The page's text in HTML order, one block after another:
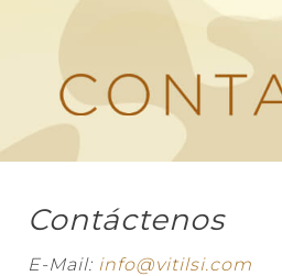
Contáctenos
E-Mail: info@vitilsi.com